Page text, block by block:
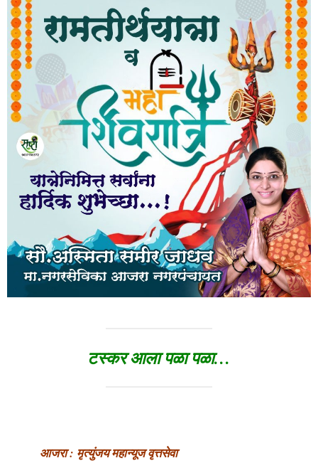
टस्कर आला पळा पळा…
आजरा : मृत्युंजय महान्यूज वृत्तसेवा